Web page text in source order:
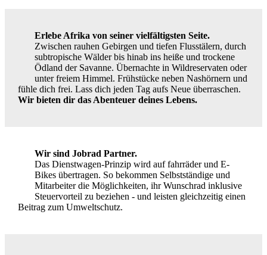
Erlebe Afrika von seiner vielfältigsten Seite.
Zwischen rauhen Gebirgen und tiefen Flusstälern, durch
subtropische Wälder bis hinab ins heiße und trockene
Ödland der Savanne. Übernachte in Wildreservaten oder
unter freiem Himmel. Frühstücke neben Nashörnern und
fühle dich frei. Lass dich jeden Tag aufs Neue überraschen.
Wir bieten dir das Abenteuer deines Lebens.
Wir sind Jobrad Partner.
Das Dienstwagen-Prinzip wird auf fahrräder und E-
Bikes übertragen. So bekommen Selbstständige und
Mitarbeiter die Möglichkeiten, ihr Wunschrad inklusive
Steuervorteil zu beziehen - und leisten gleichzeitig einen
Beitrag zum Umweltschutz.